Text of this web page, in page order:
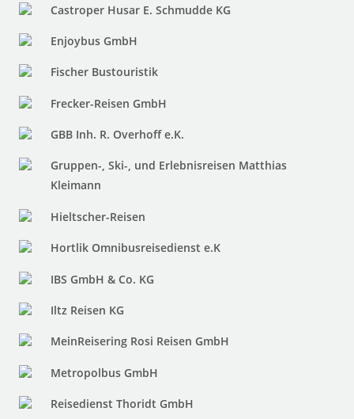
Castroper Husar E. Schmudde KG
Enjoybus GmbH
Fischer Bustouristik
Frecker-Reisen GmbH
GBB Inh. R. Overhoff e.K.
Gruppen-, Ski-, und Erlebnisreisen Matthias
Kleimann
Hieltscher-Reisen
Hortlik Omnibusreisedienst e.K
IBS GmbH & Co. KG
Iltz Reisen KG
MeinReisering Rosi Reisen GmbH
Metropolbus GmbH
Reisedienst Thoridt GmbH